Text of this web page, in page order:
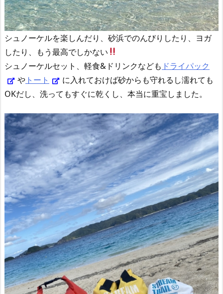
シュノーケルを楽しんだり、砂浜でのんびりしたり、ヨガ
したり、もう最高でしかない
シュノーケルセット、軽食&ドリンクなども ドライパック
や トート
に入れておけば砂からも守れるし濡れても
OKだし、洗ってもすぐに乾くし、本当に重宝しました。